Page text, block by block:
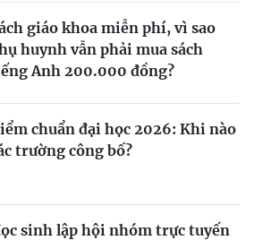
giáo khoa miễn phí, vì sao
huynh vẫn phải mua sách
Anh 200.000 đồng?
chuẩn đại học 2026: Khi nào
trường công bố?
sinh lập hội nhóm trực tuyến